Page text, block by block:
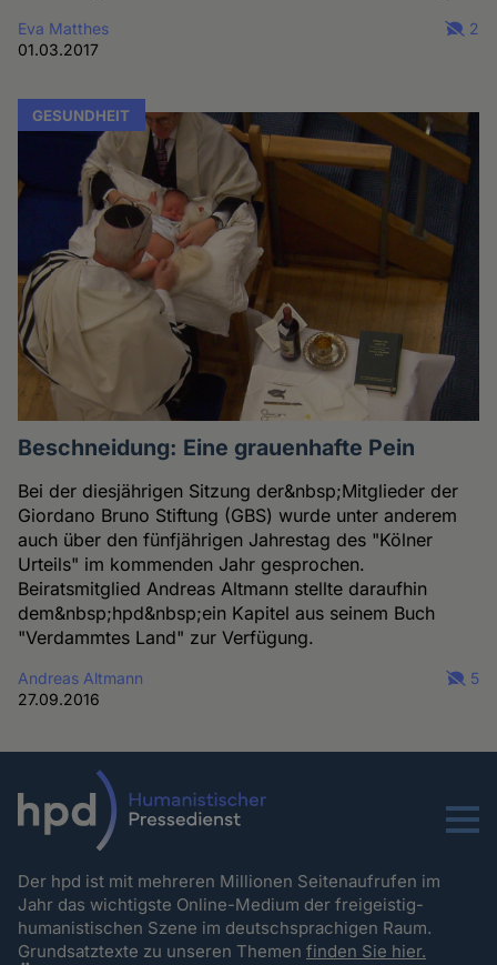
Eva Matthes
01.03.2017
2
GESUNDHEIT
Beschneidung: Eine grauenhafte Pein
Bei der diesjährigen Sitzung der&nbsp;Mitglieder der
Giordano Bruno Stiftung (GBS) wurde unter anderem
auch über den fünfjährigen Jahrestag des "Kölner
Urteils" im kommenden Jahr gesprochen.
Beiratsmitglied Andreas Altmann stellte daraufhin
dem&nbsp;hpd&nbsp;ein Kapitel aus seinem Buch
"Verdammtes Land" zur Verfügung.
Andreas Altmann
27.09.2016
5
Menu
Der hpd ist mit mehreren Millionen Seitenaufrufen im
Jahr das wichtigste Online-Medium der freigeistig-
humanistischen Szene im deutschsprachigen Raum.
Grundsatztexte zu unseren Themenfinden Sie hier.